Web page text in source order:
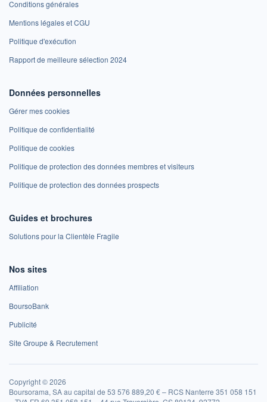
Conditions générales
Mentions légales et CGU
Politique d'exécution
Rapport de meilleure sélection 2024
Données personnelles
Gérer mes cookies
Politique de confidentialité
Politique de cookies
Politique de protection des données membres et visiteurs
Politique de protection des données prospects
Guides et brochures
Solutions pour la Clientèle Fragile
Nos sites
Affiliation
BoursoBank
Publicité
Site Groupe & Recrutement
Copyright © 2026
Boursorama, SA au capital de 53 576 889,20 € – RCS Nanterre 351 058 151